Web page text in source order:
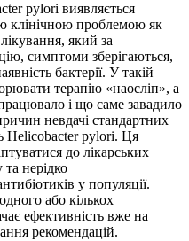
pylori виявляється
клінічною проблемою як
який за
симптоми зберігаються,
бактерії. У такій
терапію «наосліп», а
і що саме завадило
невдачі стандартних
Helicobacter pylori. Ця
до лікарських
нерідко
у популяції.
або кількох
ефективність вже на
рекомендацій.